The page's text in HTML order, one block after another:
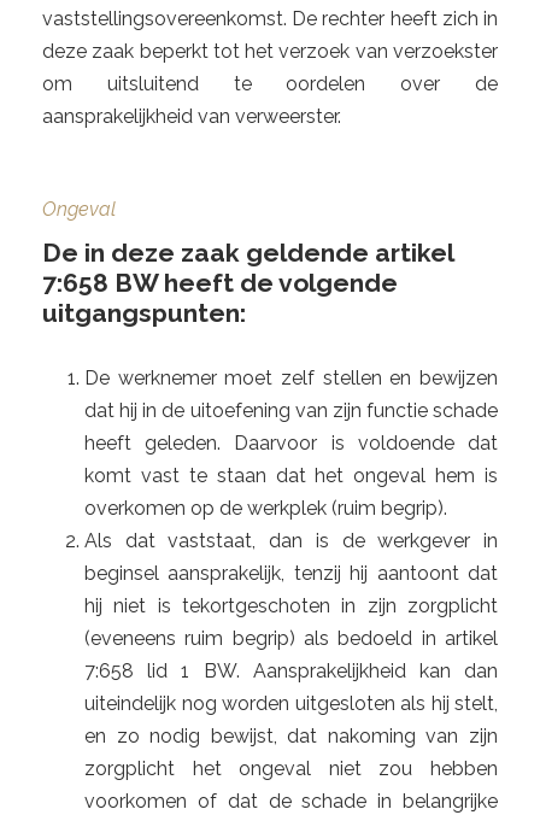
vaststellingsovereenkomst. De rechter heeft zich in
deze zaak beperkt tot het verzoek van verzoekster
om uitsluitend te oordelen over de
aansprakelijkheid van verweerster.
Ongeval
De in deze zaak geldende artikel
7:658 BW heeft de volgende
uitgangspunten:
De werknemer moet zelf stellen en bewijzen
dat hij in de uitoefening van zijn functie schade
heeft geleden. Daarvoor is voldoende dat
komt vast te staan dat het ongeval hem is
overkomen op de werkplek (ruim begrip).
Als dat vaststaat, dan is de werkgever in
beginsel aansprakelijk, tenzij hij aantoont dat
hij niet is tekortgeschoten in zijn zorgplicht
(eveneens ruim begrip) als bedoeld in artikel
7:658 lid 1 BW. Aansprakelijkheid kan dan
uiteindelijk nog worden uitgesloten als hij stelt,
en zo nodig bewijst, dat nakoming van zijn
zorgplicht het ongeval niet zou hebben
voorkomen of dat de schade in belangrijke